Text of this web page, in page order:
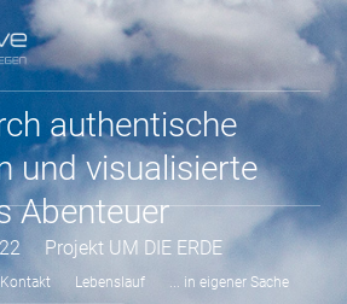
authentische
und visualisierte
Abenteuer
Projekt UM DIE ERDE
Kontakt Lebenslauf
... in eigener Sache